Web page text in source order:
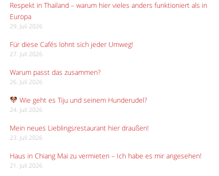
Respekt in Thailand – warum hier vieles anders funktioniert als in
Europa
29. Juli 2026
Für diese Cafés lohnt sich jeder Umweg!
27. Juli 2026
Warum passt das zusammen?
26. Juli 2026
Wie geht es Tiju und seinem Hunderudel?
24. Juli 2026
Mein neues Lieblingsrestaurant hier draußen!
23. Juli 2026
Haus in Chiang Mai zu vermieten – Ich habe es mir angesehen!
21. Juli 2026